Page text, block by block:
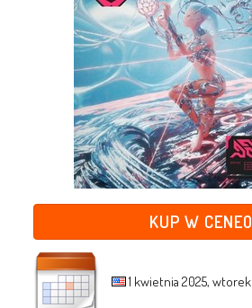
KUP W CENEO
1 kwietnia 2025, wtorek